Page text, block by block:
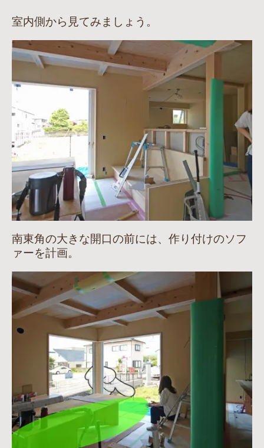
室内側から見てみましょう。
南東角の大きな開口の前には、作り付けのソフ
ァーを計画。